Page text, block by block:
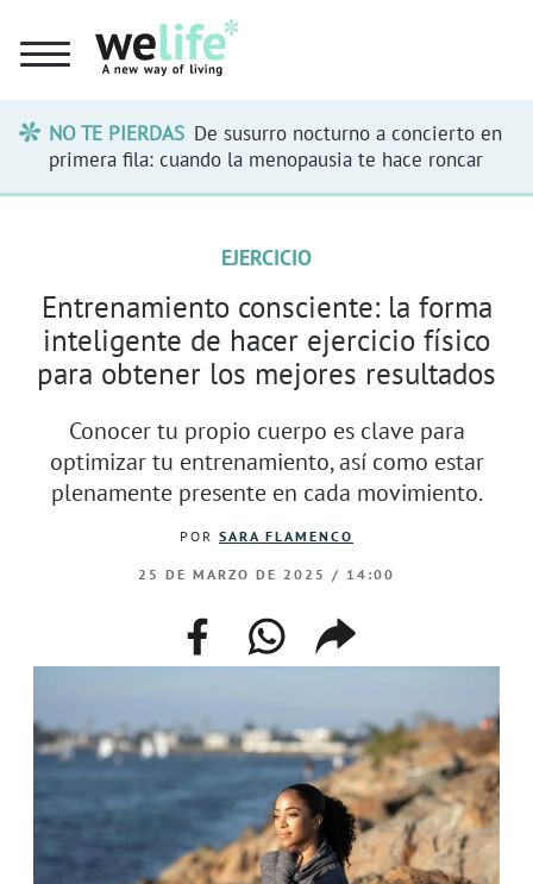
NO TE PIERDAS De susurro nocturno a concierto en
primera fila: cuando la menopausia te hace roncar
EJERCICIO
Entrenamiento consciente: la forma
inteligente de hacer ejercicio físico
para obtener los mejores resultados
Conocer tu propio cuerpo es clave para
optimizar tu entrenamiento, así como estar
plenamente presente en cada movimiento.
POR SARA FLAMENCO
25 DE MARZO DE 2025 / 14:00
facebookwhatsappcompartir
enlace